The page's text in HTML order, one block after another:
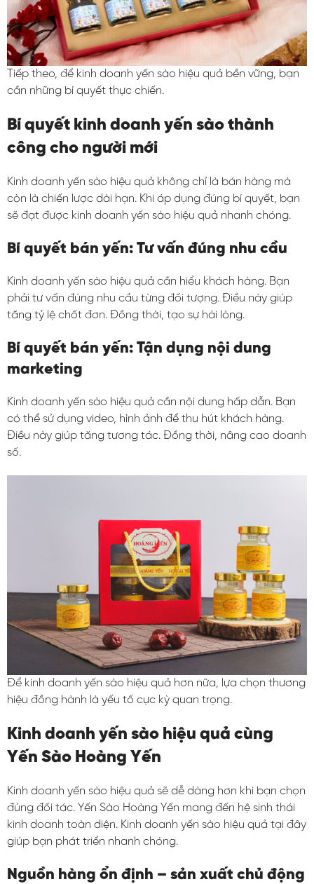
Tiếp theo, để kinh doanh yến sào hiệu quả bền vững, bạn
cần những bí quyết thực chiến.
Bí quyết kinh doanh yến sào thành
công cho người mới
Kinh doanh yến sào hiệu quả không chỉ là bán hàng mà
còn là chiến lược dài hạn. Khi áp dụng đúng bí quyết, bạn
sẽ đạt được kinh doanh yến sào hiệu quả nhanh chóng.
Bí quyết bán yến: Tư vấn đúng nhu cầu
Kinh doanh yến sào hiệu quả cần hiểu khách hàng. Bạn
phải tư vấn đúng nhu cầu từng đối tượng. Điều này giúp
tăng tỷ lệ chốt đơn. Đồng thời, tạo sự hài lòng.
Bí quyết bán yến: Tận dụng nội dung
marketing
Kinh doanh yến sào hiệu quả cần nội dung hấp dẫn. Bạn
có thể sử dụng video, hình ảnh để thu hút khách hàng.
Điều này giúp tăng tương tác. Đồng thời, nâng cao doanh
số.
Để kinh doanh yến sào hiệu quả hơn nữa, lựa chọn thương
hiệu đồng hành là yếu tố cực kỳ quan trọng.
Kinh doanh yến sào hiệu quả cùng
Yến Sào Hoàng Yến
Kinh doanh yến sào hiệu quả sẽ dễ dàng hơn khi bạn chọn
đúng đối tác. Yến Sào Hoàng Yến mang đến hệ sinh thái
kinh doanh toàn diện. Kinh doanh yến sào hiệu quả tại đây
giúp bạn phát triển nhanh chóng.
Nguồn hàng ổn định – sản xuất chủ động